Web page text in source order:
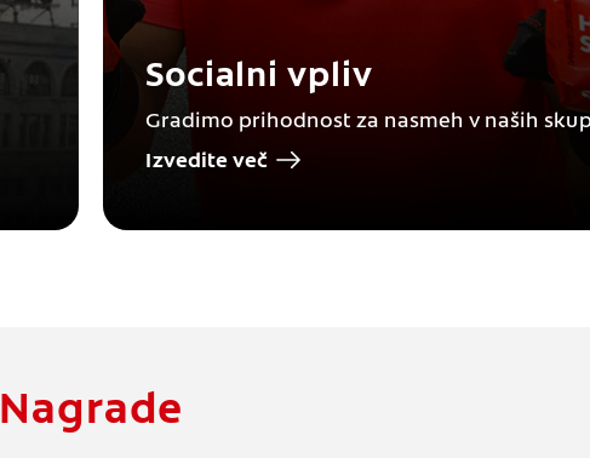
Socialni vpliv
Gradimo prihodnost za nasmeh v naših
Izvedite več
Nagrade